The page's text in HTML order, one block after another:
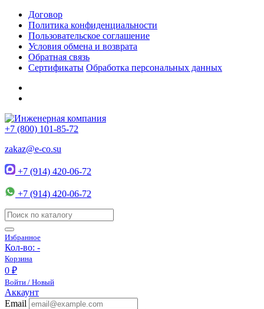
Договор
Политика конфиденциальности
Пользовательское соглашение
Условия обмена и возврата
Обратная связь
Сертификаты Обработка персональных данных
+7 (800) 101-85-72
zakaz@e-co.su
+7 (914) 420-06-72
+7 (914) 420-06-72
Избранное
Кол-во: -
Корзина
0 ₽
Войти / Новый
Аккаунт
Email